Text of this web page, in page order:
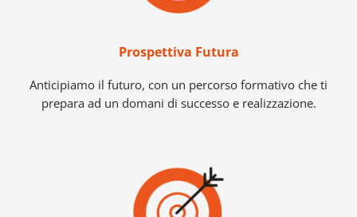
Prospettiva Futura
Anticipiamo il futuro, con un percorso formativo che ti
prepara ad un domani di successo e realizzazione.